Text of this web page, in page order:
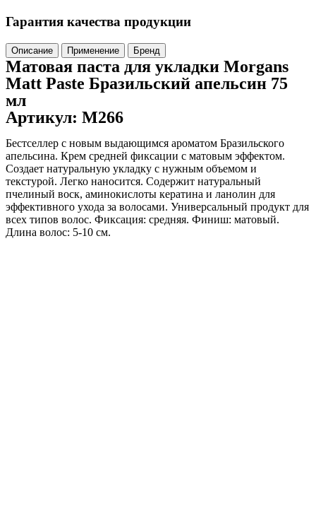
Гарантия качества продукции
Описание Применение Бренд
Матовая паста для укладки Morgans
Matt Paste Бразильский апельсин 75
мл
Артикул: M266
Бестселлер с новым выдающимся ароматом Бразильского
апельсина. Крем средней фиксации с матовым эффектом.
Создает натуральную укладку с нужным объемом и
текстурой. Легко наносится. Содержит натуральный
пчелиный воск, аминокислоты кератина и ланолин для
эффективного ухода за волосами. Универсальный продукт для
всех типов волос. Фиксация: средняя. Финиш: матовый.
Длина волос: 5-10 см.